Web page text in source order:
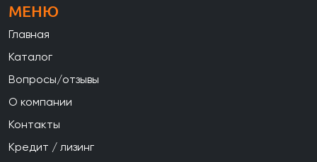
МЕНЮ
Главная
Каталог
Вопросы/отзывы
О компании
Контакты
Кредит / лизинг